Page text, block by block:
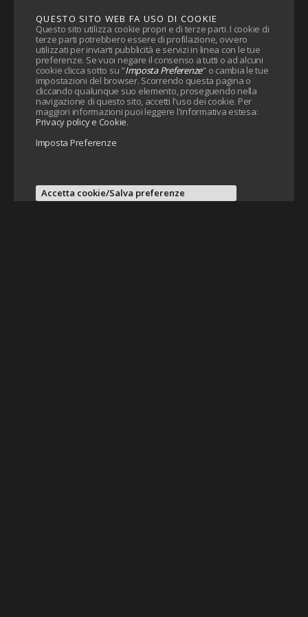
QUESTO SITO WEB FA USO DI COOKIE
Questo sito utilizza cookie propri e di terze parti. I cookie di
terze parti potrebbero essere di profilazione, ovvero
utilizzati per inviarti pubblicità e servizi in linea con le tue
preferenze. Se vuoi negare il consenso a tutti o ad alcuni
cookie clicca sotto su "Imposta Preferenze" o cambia le tue
impostazioni del browser. Scorrendo questa pagina o
cliccando qualunque suo elemento, proseguendo nella
navigazione di questo sito, accetti l'uso dei cookie. Per
maggiori informazioni puoi leggere l'informativa estesa:
Privacy policy e Cookie.
Imposta Preferenze
Accetta cookie/Salva preferenze